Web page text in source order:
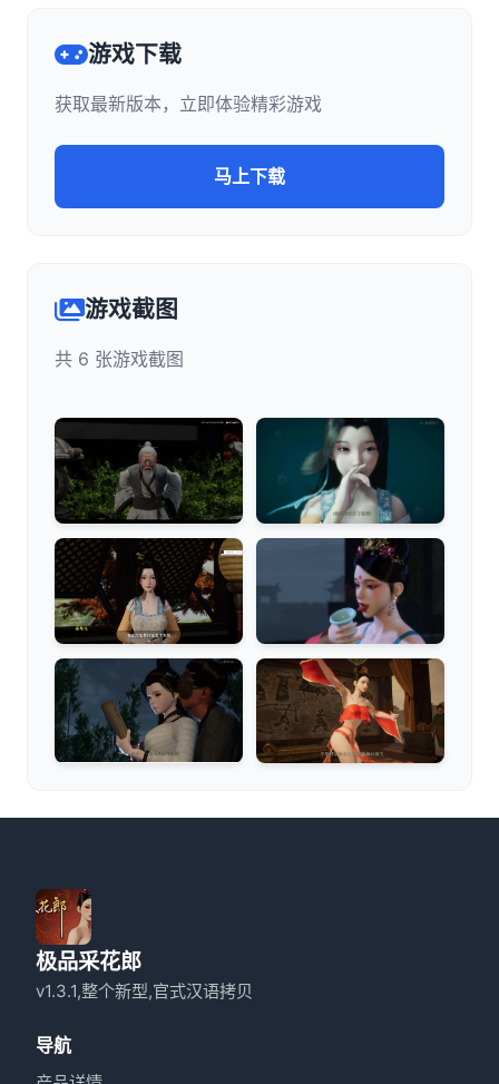
游戏下载
获取最新版本，立即体验精彩游戏
马上下载
游戏截图
共 6 张游戏截图
极品采花郎
v1.3.1,整个新型,官式汉语拷贝
导航